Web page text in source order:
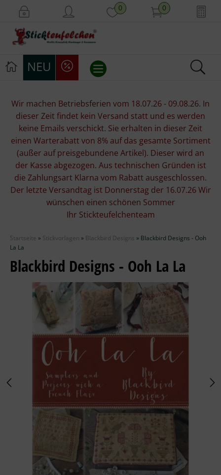
0 0
NEU
Stickpackungen
Stickgarne
Stoffe
Mill Hill Beads
Wolle
Stricknadeln
Knüpfpackungen
Ausverkauf
Wir machen Betriebsferien vom 18.07.26 - 09.08.26. In
dieser Zeit findet kein Versand statt und es werden
keine Emails verschickt. Sie erhalten in dieser Zeit
einen Warterabatt von 8% auf das gesamte Sortiment
(außer auf preisgebundene Artikel). Dieser wird an
der Kasse abgezogen. Aus technischen Gründen ist
die Zahlungsart Klarna vom Rabatt ausgeschlossen.
Der letzte Versandtag ist Donnerstag der 16.07.26 Wir
wünschen einen schönen Sommer
Ihr Stickteufelchenteam
Startseite » Stickvorlagen » Blackbird Designs » Blackbird Designs - Ooh
La La
Blackbird Designs - Ooh La La